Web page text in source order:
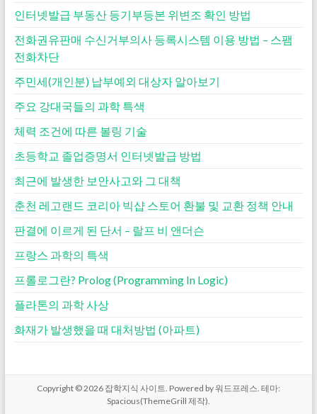
인터넷발급 부동산 등기부등본 위변조 확인 방법
전화권유판매 수신거부의사 등록시스템 이용 방법 – 스팸
전화차단
주민세(개인분) 납부예외 대상자 알아보기
주요 강대국들의 과학 특색
체력 조건에 따른 볼링 기술
초등학교 졸업증명서 인터넷발급 방법
최근에 발생한 보안사고와 그 대책
춘천 레고랜드 코리아 빅샵 스토어 환불 및 교환 정책 안내
판결에 이르게 된 단서 – 랄프 비 앤더슨
프랑스 과학의 특색
프롤로그란? Prolog (Programming In Logic)
플라톤의 과학 사상
화재가 발생했을 때 대처방법 (아파트)
Copyright © 2026 잡학지식 사이트. Powered by워드프레스. 테마:
Spacious(ThemeGrill 제작).